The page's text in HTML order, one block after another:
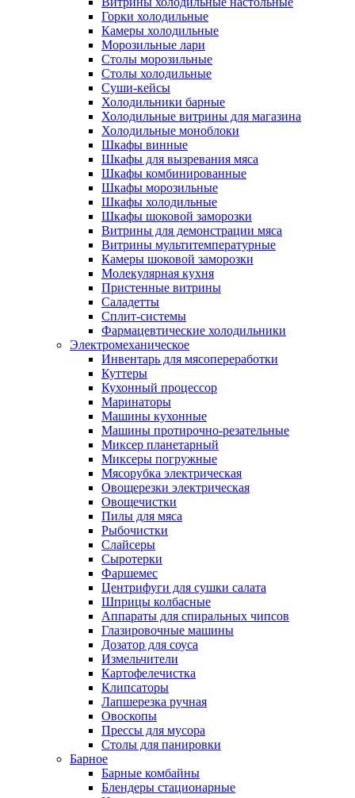
Горки холодильные
Камеры холодильные
Морозильные лари
Столы морозильные
Столы холодильные
Суши-кейсы
Холодильники барные
Холодильные витрины для магазина
Холодильные моноблоки
Шкафы винные
Шкафы для вызревания мяса
Шкафы комбинированные
Шкафы морозильные
Шкафы холодильные
Шкафы шоковой заморозки
Витрины для демонстрации мяса
Витрины мультитемпературные
Камеры шоковой заморозки
Молекулярная кухня
Пристенные витрины
Саладетты
Сплит-системы
Фармацевтические холодильники
Электромеханическое
Инвентарь для мясопереработки
Куттеры
Кухонный процессор
Маринаторы
Машины кухонные
Машины протирочно-резательные
Миксер планетарный
Миксеры погружные
Мясорубка электрическая
Овощерезки электрическая
Овощечистки
Пилы для мяса
Рыбочистки
Слайсеры
Сыротерки
Фаршемес
Центрифуги для сушки салата
Шприцы колбасные
Аппараты для спиральных чипсов
Глазировочные машины
Дозатор для соуса
Измельчители
Картофелечистка
Клипсаторы
Лапшерезка ручная
Овоскопы
Прессы для мусора
Столы для панировки
Барное
Барные комбайны
Блендеры стационарные